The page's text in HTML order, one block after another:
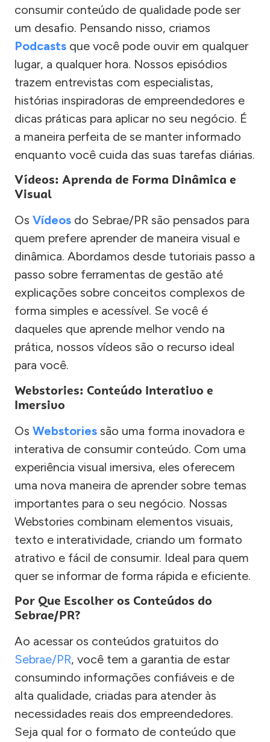
consumir conteúdo de qualidade pode ser
um desafio. Pensando nisso, criamos
Podcasts que você pode ouvir em qualquer
lugar, a qualquer hora. Nossos episódios
trazem entrevistas com especialistas,
histórias inspiradoras de empreendedores e
dicas práticas para aplicar no seu negócio. É
a maneira perfeita de se manter informado
enquanto você cuida das suas tarefas diárias.
Vídeos: Aprenda de Forma Dinâmica e
Visual
Os Vídeos do Sebrae/PR são pensados para
quem prefere aprender de maneira visual e
dinâmica. Abordamos desde tutoriais passo a
passo sobre ferramentas de gestão até
explicações sobre conceitos complexos de
forma simples e acessível. Se você é
daqueles que aprende melhor vendo na
prática, nossos vídeos são o recurso ideal
para você.
Webstories: Conteúdo Interativo e
Imersivo
Os Webstories são uma forma inovadora e
interativa de consumir conteúdo. Com uma
experiência visual imersiva, eles oferecem
uma nova maneira de aprender sobre temas
importantes para o seu negócio. Nossas
Webstories combinam elementos visuais,
texto e interatividade, criando um formato
atrativo e fácil de consumir. Ideal para quem
quer se informar de forma rápida e eficiente.
Por Que Escolher os Conteúdos do
Sebrae/PR?
Ao acessar os conteúdos gratuitos do
Sebrae/PR, você tem a garantia de estar
consumindo informações confiáveis e de
alta qualidade, criadas para atender às
necessidades reais dos empreendedores.
Seja qual for o formato de conteúdo que